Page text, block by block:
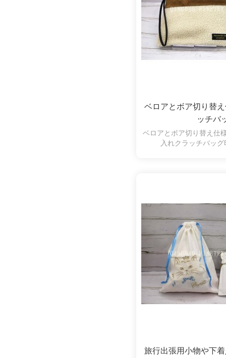
ベロアとボア切り替
ッチバ
ベロアとボア切り替え仕
入れクラッチバッ
旅行出張用小物や下